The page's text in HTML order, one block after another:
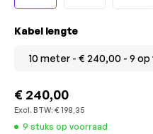
Selecteer
Kabel lengte
€ 240,00
Excl. BTW: € 198,35
9 stuks op voorraad